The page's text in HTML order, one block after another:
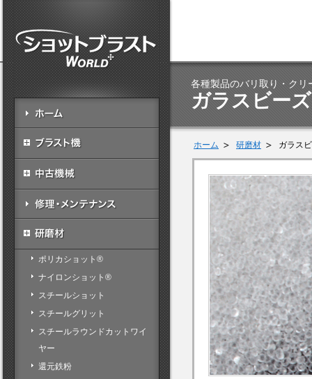
各種製品のバリ取り・クリ
ガラスビーズ
ホーム 研磨材 ガラス
ポリカショット®
ナイロンショット®
スチールショット
スチールグリット
スチールラウンドカットワイ
ヤー
還元鉄粉